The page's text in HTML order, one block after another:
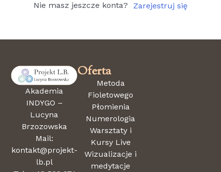
Nie masz jeszcze konta? Zarejestruj się
Akademia
INDYGO –
Lucyna
Brzozowska
Mail:
kontakt@projekt-
lb.pl
Oferta
Metoda
Fioletowego
Płomienia
Numerologia
Warsztaty i
Kursy Live
Wizualizacje i
medytacje